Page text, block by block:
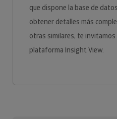
que dispone la base de
obtener detalles más
otras similares, te
plataforma Insight View.